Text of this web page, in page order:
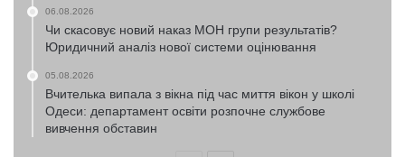
06.08.2026
Чи скасовує новий наказ МОН групи результатів?
Юридичний аналіз нової системи оцінювання
05.08.2026
Вчителька випала з вікна під час миття вікон у школі
Одеси: департамент освіти розпочне службове
вивчення обставин